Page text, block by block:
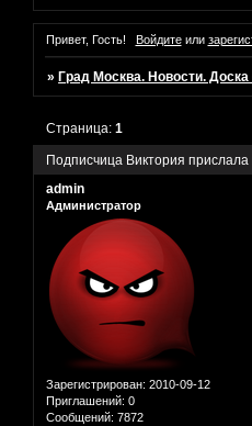
Привет, Гость! Войдитеили
» Град Москва. Новости.
Подписчица Виктория
Страница:1
admin
Администратор
Зарегистрирован: 2010-09-12
Приглашений: 0
Сообщений: 7872